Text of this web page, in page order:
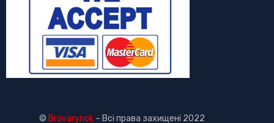
© Brovarynok– Всі права захищені 2022